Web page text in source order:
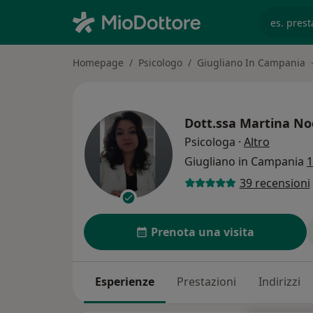
Homepage Psicologo Giugliano In Campania
Dott.ssa Martina
Psicologa · Altro
Giugliano in Campania
39 recensioni
Prenota una visita
Esperienze Prestazioni Indirizzi